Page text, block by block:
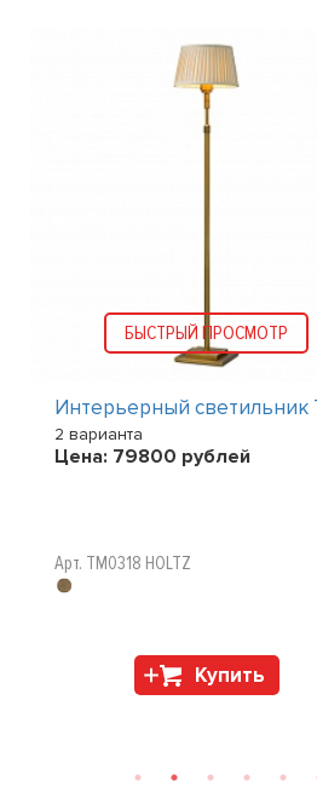
БЫСТРЫЙ ПРОСМОТР
Интерьерный светильник
2 варианта
Цена: 79800 рублей
Арт. TM0318 HOLTZ
Купить